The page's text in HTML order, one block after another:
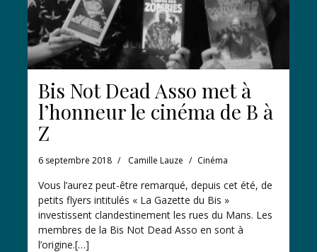
Bis Not Dead Asso met à
l’honneur le cinéma de B à
Z
6 septembre 2018 Camille Lauze Cinéma
Vous l’aurez peut-être remarqué, depuis cet été, de
petits flyers intitulés « La Gazette du Bis »
investissent clandestinement les rues du Mans. Les
membres de la Bis Not Dead Asso en sont à
l’origine.[…]